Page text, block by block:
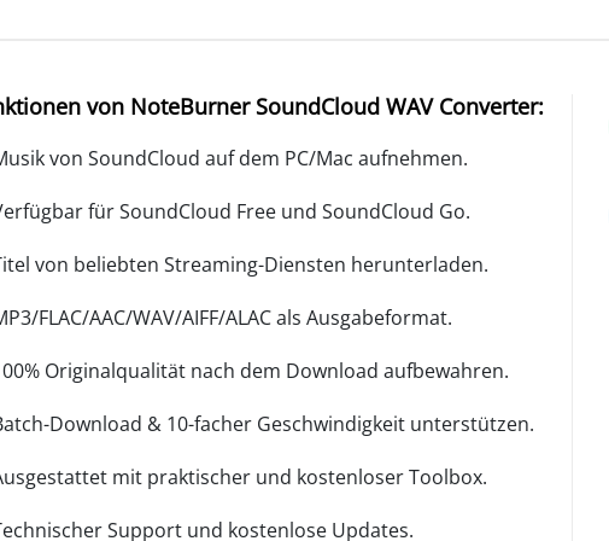
von NoteBurner SoundCloud WAV Converter:
von SoundCloud auf dem PC/Mac aufnehmen.
für SoundCloud Free und SoundCloud Go.
von beliebten Streaming-Diensten herunterladen.
FLAC/AAC/WAV/AIFF/ALAC als Ausgabeformat.
Originalqualität nach dem Download aufbewahren.
Download & 10-facher Geschwindigkeit unterstützen.
mit praktischer und kostenloser Toolbox.
Support und kostenlose Updates.